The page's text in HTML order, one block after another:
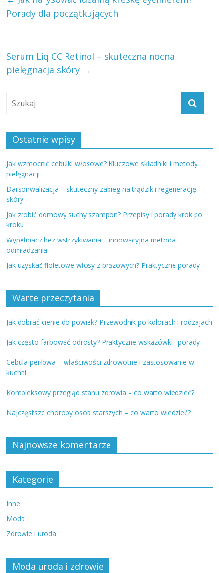
Porady dla początkujących
Serum Liq CC Retinol – skuteczna nocna
pielęgnacja skóry →
Ostatnie wpisy
Jak wzmocnić cebulki włosowe? Kluczowe składniki i metody
pielęgnacji
Darsonwalizacja – skuteczny zabieg na trądzik i regenerację
skóry
Jak zrobić domowy suchy szampon? Przepisy i porady krok po
kroku
Wypełniacz bez wstrzykiwania – innowacyjna metoda
odmładzania
Jak uzyskać fioletowe włosy z brązowych? Praktyczne porady
Warte przeczytania
Jak dobrać cienie do powiek? Przewodnik po kolorach i rodzajach
Jak często farbować odrosty? Praktyczne wskazówki i porady
Cebula perłowa – właściwości zdrowotne i zastosowanie w
kuchni
Kompleksowy przegląd stanu zdrowia – co warto wiedzieć?
Najczęstsze choroby osób starszych – co warto wiedzieć?
Najnowsze komentarze
Kategorie
Inne
Moda
Zdrowie i uroda
Moda uroda i zdrowie